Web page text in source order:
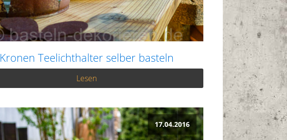
Kronen Teelichthalter selber basteln
Lesen
17.04.2016